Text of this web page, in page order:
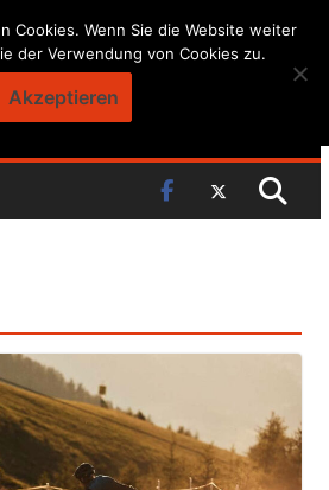
Cookies. Wenn Sie die Website weiter
der Verwendung von Cookies zu.
Akzeptieren